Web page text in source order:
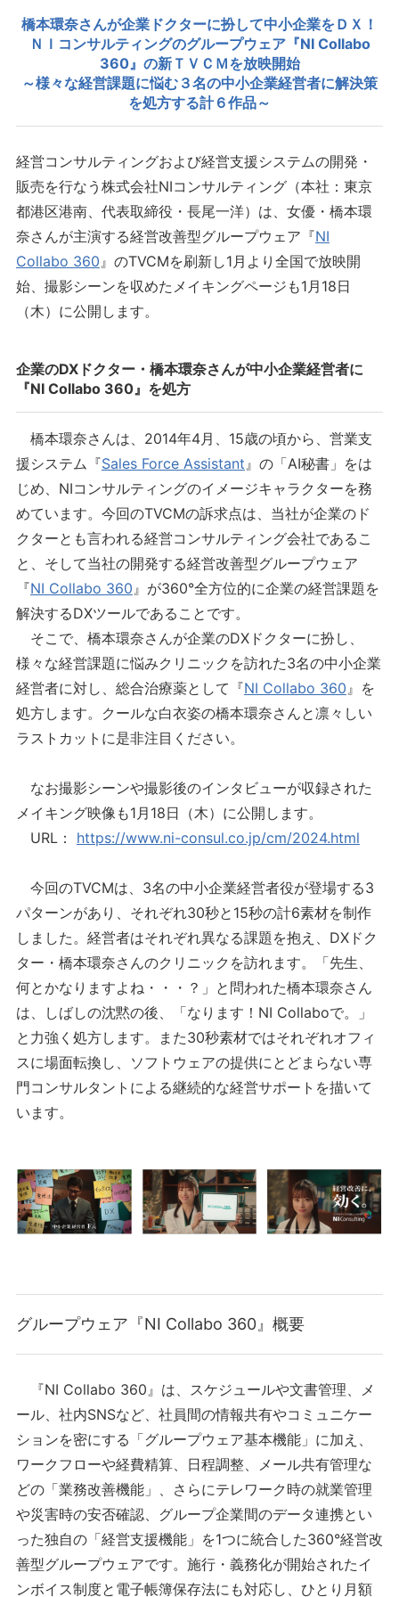
橋本環奈さんが企業ドクターに扮して中小企業をＤＸ！
ＮＩコンサルティングのグループウェア『NI Collabo
360』の新ＴＶＣＭを放映開始
～様々な経営課題に悩む３名の中小企業経営者に解決策
を処方する計６作品～
経営コンサルティングおよび経営支援システムの開発・
販売を行なう株式会社NIコンサルティング（本社：東京
都港区港南、代表取締役・長尾一洋）は、女優・橋本環
奈さんが主演する経営改善型グループウェア『NI
Collabo 360』のTVCMを刷新し1月より全国で放映開
始、撮影シーンを収めたメイキングページも1月18日
（木）に公開します。
企業のDXドクター・橋本環奈さんが中小企業経営者に
『NI Collabo 360』を処方
橋本環奈さんは、2014年4月、15歳の頃から、営業支
援システム『Sales Force Assistant』の「AI秘書」をは
じめ、NIコンサルティングのイメージキャラクターを務
めています。今回のTVCMの訴求点は、当社が企業のド
クターとも言われる経営コンサルティング会社であるこ
と、そして当社の開発する経営改善型グループウェア
『NI Collabo 360』が360°全方位的に企業の経営課題を
解決するDXツールであることです。
そこで、橋本環奈さんが企業のDXドクターに扮し、
様々な経営課題に悩みクリニックを訪れた3名の中小企業
経営者に対し、総合治療薬として『NI Collabo 360』を
処方します。クールな白衣姿の橋本環奈さんと凛々しい
ラストカットに是非注目ください。
なお撮影シーンや撮影後のインタビューが収録された
メイキング映像も1月18日（木）に公開します。
URL： https://www.ni-consul.co.jp/cm/2024.html
今回のTVCMは、3名の中小企業経営者役が登場する3
パターンがあり、それぞれ30秒と15秒の計6素材を制作
しました。経営者はそれぞれ異なる課題を抱え、DXドク
ター・橋本環奈さんのクリニックを訪れます。「先生、
何とかなりますよね・・・？」と問われた橋本環奈さん
は、しばしの沈黙の後、「なります！NI Collaboで。」
と力強く処方します。また30秒素材ではそれぞれオフィ
スに場面転換し、ソフトウェアの提供にとどまらない専
門コンサルタントによる継続的な経営サポートを描いて
います。
グループウェア『NI Collabo 360』概要
『NI Collabo 360』は、スケジュールや文書管理、メ
ール、社内SNSなど、社員間の情報共有やコミュニケー
ションを密にする「グループウェア基本機能」に加え、
ワークフローや経費精算、日程調整、メール共有管理な
どの「業務改善機能」、さらにテレワーク時の就業管理
や災害時の安否確認、グループ企業間のデータ連携とい
った独自の「経営支援機能」を1つに統合した360°経営改
善型グループウェアです。施行・義務化が開始されたイ
ンボイス制度と電子帳簿保存法にも対応し、ひとり月額